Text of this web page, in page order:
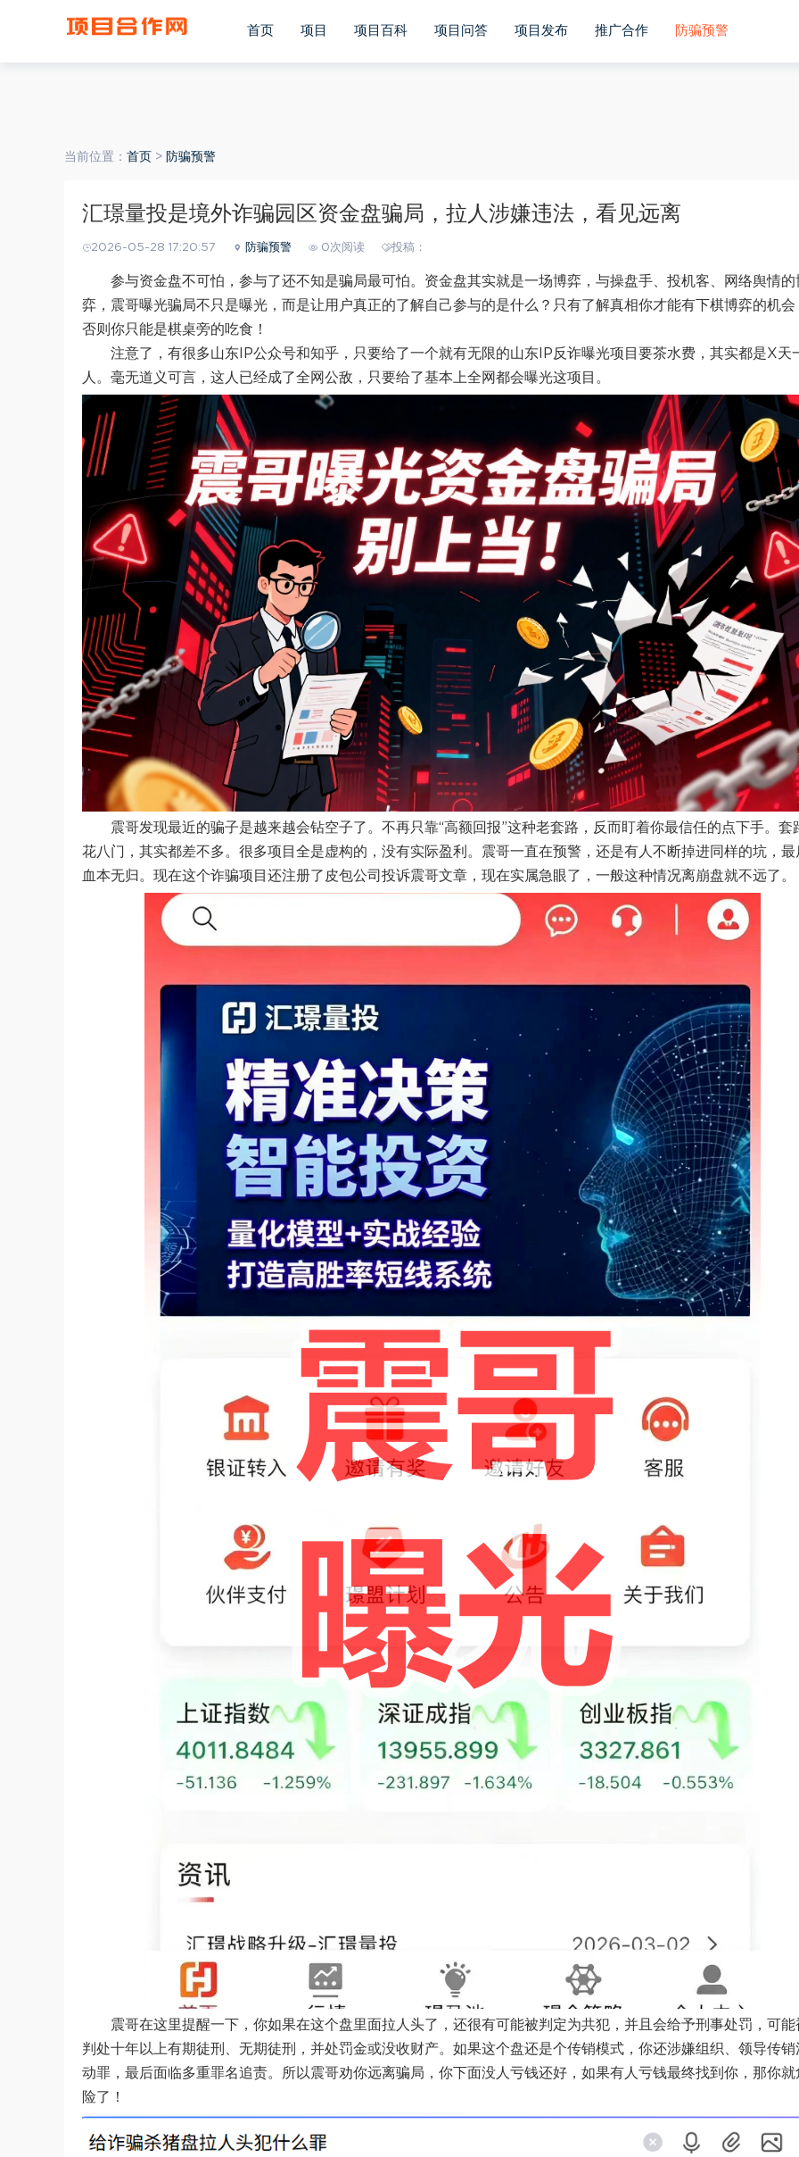
ua.match(/android/i) == "android"; var bIsWM=ua.match(/windows mobile/i)=="windows mobile"; var host = "https://
首页 项目 项目百科 项目问答 项目发布 推广合作 防骗预警
当前位置： 首页 > 防骗预警
汇璟量投是境外诈骗园区资金盘骗局，拉人涉嫌违法，看见远离
2026-05-28 17:20:57 防骗预警 0次阅读 投稿：
参与资金盘不可怕，参与了还不知是骗局最可怕。资金盘其实就是一场博弈，与操盘手、投机客、网络舆情的
弈，震哥曝光骗局不只是曝光，而是让用户真正的了解自己参与的是什么？只有了解真相你才能有下棋博弈的机会
否则你只能是棋桌旁的吃食！
注意了，有很多山东IP公众号和知乎，只要给了一个就有无限的山东IP反诈曝光项目要茶水费，其实都是X天
人。毫无道义可言，这人已经成了全网公敌，只要给了基本上全网都会曝光这项目。
震哥发现最近的骗子是越来越会钻空子了。不再只靠“高额回报”这种老套路，反而盯着你最信任的点下手。套
花八门，其实都差不多。很多项目全是虚构的，没有实际盈利。震哥一直在预警，还是有人不断掉进同样的坑，最
血本无归。现在这个诈骗项目还注册了皮包公司投诉震哥文章，现在实属急眼了，一般这种情况离崩盘就不远了。
震哥在这里提醒一下，你如果在这个盘里面拉人头了，还很有可能被判定为共犯，并且会给予刑事处罚，可能
判处十年以上有期徒刑、无期徒刑，并处罚金或没收财产。如果这个盘还是个传销模式，你还涉嫌组织、领导传销
动罪，最后面临多重罪名追责。所以震哥劝你远离骗局，你下面没人亏钱还好，如果有人亏钱最终找到你，那你就
险了！